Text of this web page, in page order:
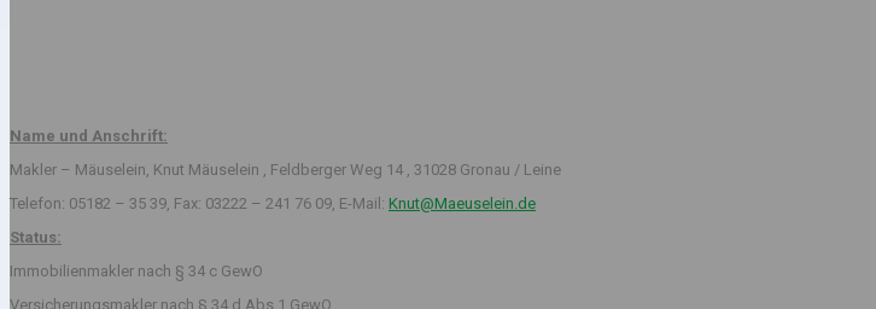
Name und Anschrift:
Makler – Mäuselein, Knut Mäuselein , Feldberger Weg 14 , 31028 Gronau / Leine
Telefon: 05182 – 35 39, Fax: 03222 – 241 76 09, E-Mail: Knut@Maeuselein.de
Status:
Immobilienmakler nach § 34 c GewO
Versicherungsmakler nach § 34 d Abs.1 GewO